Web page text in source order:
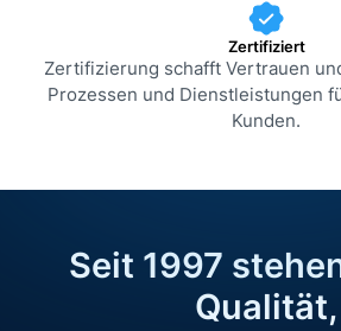
Zertifiziert
Zertifizierung schafft Vertrauen
Prozessen und Dienstleistungen
Kunden.
Seit 1997
Qualität,